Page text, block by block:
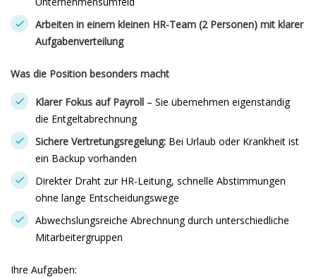
Arbeiten in einem kleinen HR-Team (2 Personen) mit klarer
Aufgabenverteilung
Was die Position besonders macht
Klarer Fokus auf Payroll – Sie übernehmen eigenständig
die Entgeltabrechnung
Sichere Vertretungsregelung: Bei Urlaub oder Krankheit ist
ein Backup vorhanden
Direkter Draht zur HR-Leitung, schnelle Abstimmungen
ohne lange Entscheidungswege
Abwechslungsreiche Abrechnung durch unterschiedliche
Mitarbeitergruppen
Ihre Aufgaben: